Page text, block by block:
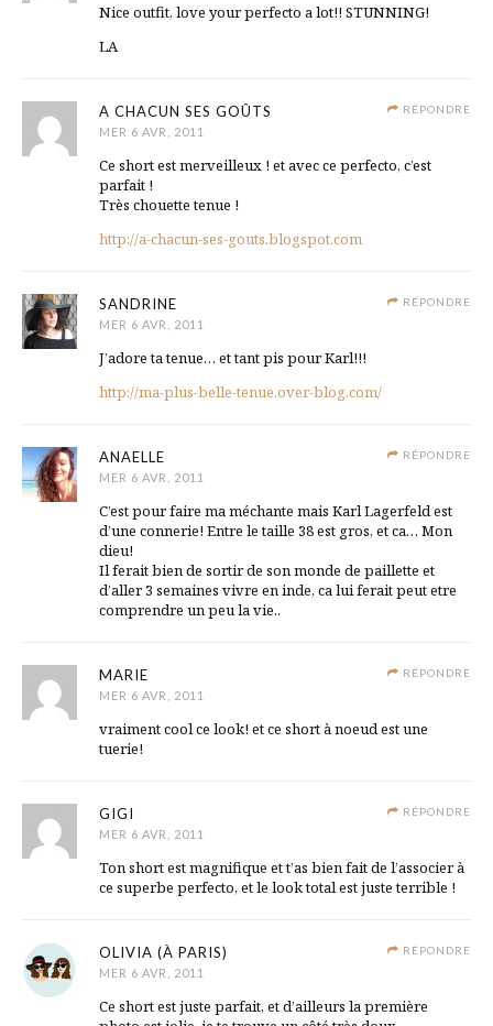
Nice outfit, love your perfecto a lot!! STUNNING!
LA
RÉPONDRE
A CHACUN SES GOÛTS
MER 6 AVR, 2011
Ce short est merveilleux ! et avec ce perfecto, c’est
parfait !
Très chouette tenue !
http://a-chacun-ses-gouts.blogspot.com
RÉPONDRE
SANDRINE
MER 6 AVR, 2011
J’adore ta tenue… et tant pis pour Karl!!!
http://ma-plus-belle-tenue.over-blog.com/
RÉPONDRE
ANAELLE
MER 6 AVR, 2011
C’est pour faire ma méchante mais Karl Lagerfeld est
d’une connerie! Entre le taille 38 est gros, et ca… Mon
dieu!
Il ferait bien de sortir de son monde de paillette et
d’aller 3 semaines vivre en inde, ca lui ferait peut etre
comprendre un peu la vie..
RÉPONDRE
MARIE
MER 6 AVR, 2011
vraiment cool ce look! et ce short à noeud est une
tuerie!
RÉPONDRE
GIGI
MER 6 AVR, 2011
Ton short est magnifique et t’as bien fait de l’associer à
ce superbe perfecto, et le look total est juste terrible !
RÉPONDRE
OLIVIA (À PARIS)
MER 6 AVR, 2011
Ce short est juste parfait, et d’ailleurs la première